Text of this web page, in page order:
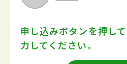
申し込みボタンを押して
力してください。